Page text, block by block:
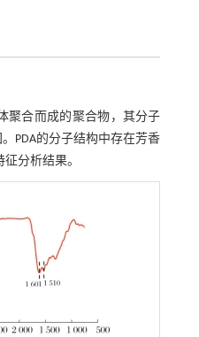
聚合而成的聚合物，其分子
PDA的分子结构中存在芳香
分析结果。